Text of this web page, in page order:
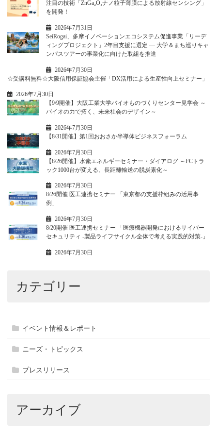
注目の技術「ZnGa₂O₄ナノ粒子薄膜による放射線センシング」
を開発！
2026年7月31日
SeiRogai、多摩イノベーションエコシステム促進事業「リーデ
ィングプロジェクト」2年目支援に選定 ― 大学＆まち巡りキャ
ンパスツアーの事業化に向けた取組を推進
2026年7月30日
☆受講料無料☆大阪信用保証協会主催「DX活用による生産性向上セミナー」
2026年7月30日
【9/9開催】大阪工業大学バイオものづくりセンター見学会 ～
バイオの力で拓く、未来社会のデザイン～
2026年7月30日
【8/31開催】第1回おおさか半導体ビジネスフォーラム
2026年7月30日
【8/26開催】水素エネルギーセミナー・ダイアログ ～FCトラ
ック1000台が変える、長距離輸送の脱炭素化～
2026年7月30日
8/26開催 医工連携セミナー 「東京都の支援枠組みの活用事
例」
2026年7月30日
8/20開催 医工連携セミナー 「医療機器開発におけるサイバー
セキュリティ -製品ライフサイクル全体で考える実践的対策-」
2026年7月30日
カテゴリー
イベント情報＆レポート
ニーズ・トピックス
プレスリリース
アーカイブ